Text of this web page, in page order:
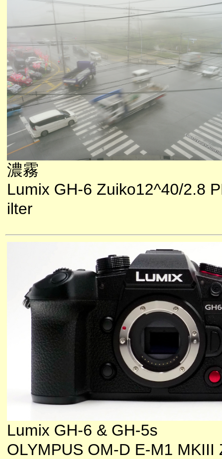
濃霧
Lumix GH-6 Zuiko12^40/2.8
ilter
Lumix GH-6 & GH-5s
OLYMPUS OM-D E-M1